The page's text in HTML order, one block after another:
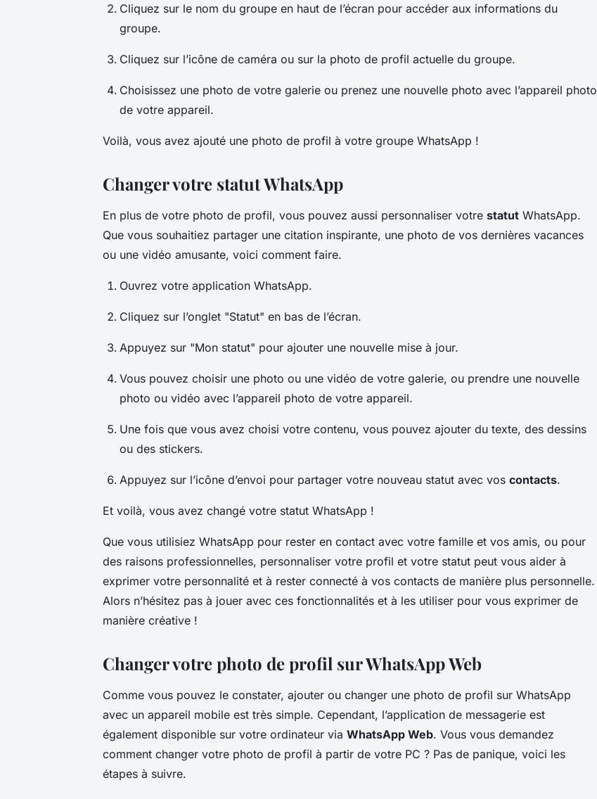
Cliquez sur le nom du groupe en haut de l’écran pour accéder aux informations du
groupe.
Cliquez sur l’icône de caméra ou sur la photo de profil actuelle du groupe.
Choisissez une photo de votre galerie ou prenez une nouvelle photo avec l’appareil photo
de votre appareil.
Voilà, vous avez ajouté une photo de profil à votre groupe WhatsApp !
Changer votre statut WhatsApp
En plus de votre photo de profil, vous pouvez aussi personnaliser votre statut WhatsApp.
Que vous souhaitiez partager une citation inspirante, une photo de vos dernières vacances
ou une vidéo amusante, voici comment faire.
Ouvrez votre application WhatsApp.
Cliquez sur l’onglet "Statut" en bas de l’écran.
Appuyez sur "Mon statut" pour ajouter une nouvelle mise à jour.
Vous pouvez choisir une photo ou une vidéo de votre galerie, ou prendre une nouvelle
photo ou vidéo avec l’appareil photo de votre appareil.
Une fois que vous avez choisi votre contenu, vous pouvez ajouter du texte, des dessins
ou des stickers.
Appuyez sur l’icône d’envoi pour partager votre nouveau statut avec vos contacts.
Et voilà, vous avez changé votre statut WhatsApp !
Que vous utilisiez WhatsApp pour rester en contact avec votre famille et vos amis, ou pour
des raisons professionnelles, personnaliser votre profil et votre statut peut vous aider à
exprimer votre personnalité et à rester connecté à vos contacts de manière plus personnelle.
Alors n’hésitez pas à jouer avec ces fonctionnalités et à les utiliser pour vous exprimer de
manière créative !
Changer votre photo de profil sur WhatsApp Web
Comme vous pouvez le constater, ajouter ou changer une photo de profil sur WhatsApp
avec un appareil mobile est très simple. Cependant, l’application de messagerie est
également disponible sur votre ordinateur via WhatsApp Web. Vous vous demandez
comment changer votre photo de profil à partir de votre PC ? Pas de panique, voici les
étapes à suivre.